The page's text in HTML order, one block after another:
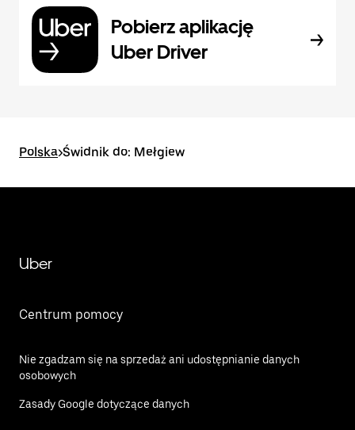
Pobierz aplikację
Uber Driver
Polska>Świdnik do: Mełgiew
Uber
Centrum pomocy
Nie zgadzam się na sprzedaż ani udostępnianie danych
osobowych
Zasady Google dotyczące danych